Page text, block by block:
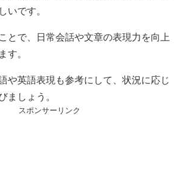
いです。
とで、日常会話や文章の表現力を向上
す。
や英語表現も参考にして、状況に応じ
ましょう。
スポンサーリンク